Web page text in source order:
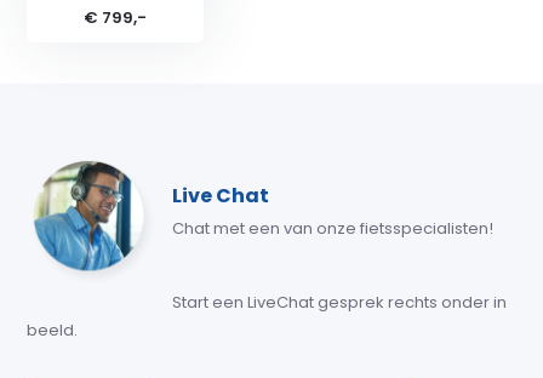
€ 799,-
Live Chat
Chat met een van onze fietsspecialisten!
Start een LiveChat gesprek rechts onder in
beeld.